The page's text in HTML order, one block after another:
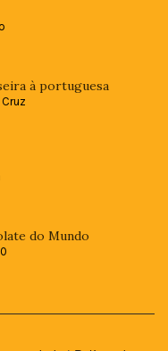
à portuguesa
do Mundo